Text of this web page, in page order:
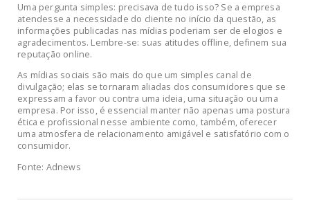
Uma pergunta simples: precisava de tudo isso? Se a empresa
atendesse a necessidade do cliente no início da questão, as
informações publicadas nas mídias poderiam ser de elogios e
agradecimentos. Lembre-se: suas atitudes offline, definem sua
reputação online.
As mídias sociais são mais do que um simples canal de
divulgação; elas se tornaram aliadas dos consumidores que se
expressam a favor ou contra uma ideia, uma situação ou uma
empresa. Por isso, é essencial manter não apenas uma postura
ética e profissional nesse ambiente como, também, oferecer
uma atmosfera de relacionamento amigável e satisfatório com o
consumidor.
Fonte: Adnews